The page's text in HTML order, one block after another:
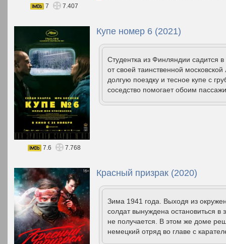
7
7.407
Купе номер 6 (2021)
Студентка из Финляндии садится
от своей таинственной
долгую поездку и тесное купе с
соседство помогает обоим
7.6 7.768
Красный призрак (2020)
Зима 1941 года. Выходя из
солдат вынуждена остановиться
не получается. В этом же доме
немецкий отряд во главе с